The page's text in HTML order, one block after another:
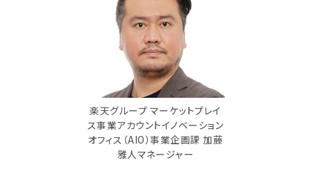
楽天グループ マーケットプレイ
ス事業アカウントイノベーション
オフィス（AIO）事業企画課 加藤
雅人マネージャー